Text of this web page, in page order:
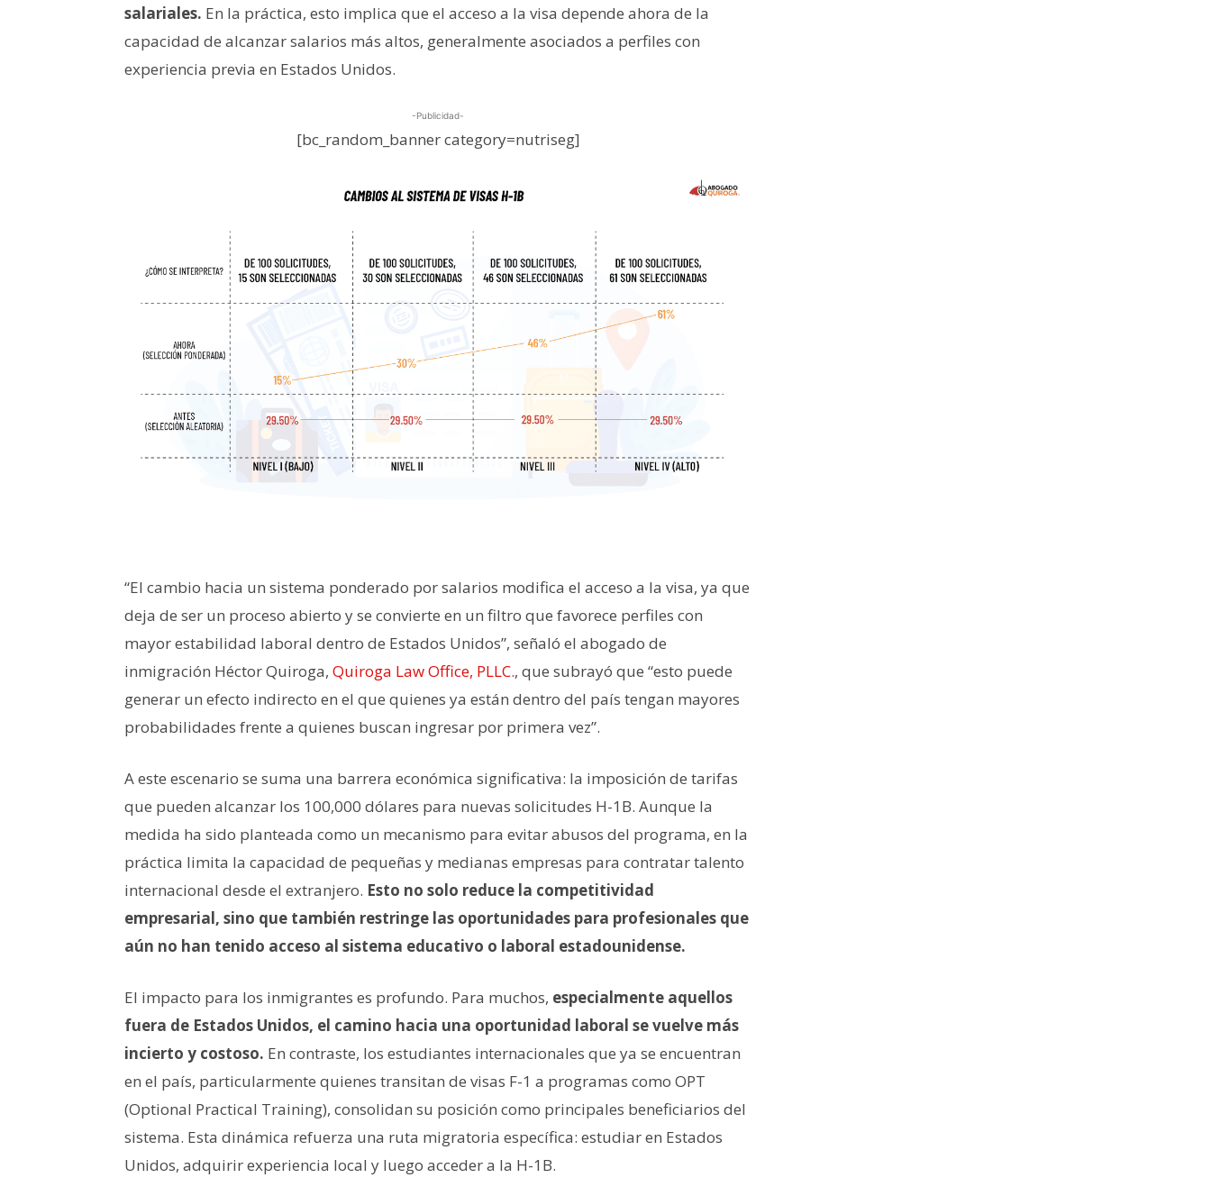
salariales. En la práctica, esto implica que el acceso a la visa depende ahora de la
capacidad de alcanzar salarios más altos, generalmente asociados a perfiles con
experiencia previa en Estados Unidos.
-Publicidad-
[bc_random_banner category=nutriseg]
“El cambio hacia un sistema ponderado por salarios modifica el acceso a la visa, ya que
deja de ser un proceso abierto y se convierte en un filtro que favorece perfiles con
mayor estabilidad laboral dentro de Estados Unidos”, señaló el abogado de
inmigración Héctor Quiroga, Quiroga Law Office, PLLC., que subrayó que “esto puede
generar un efecto indirecto en el que quienes ya están dentro del país tengan mayores
probabilidades frente a quienes buscan ingresar por primera vez”.
A este escenario se suma una barrera económica significativa: la imposición de tarifas
que pueden alcanzar los 100,000 dólares para nuevas solicitudes H-1B. Aunque la
medida ha sido planteada como un mecanismo para evitar abusos del programa, en la
práctica limita la capacidad de pequeñas y medianas empresas para contratar talento
internacional desde el extranjero. Esto no solo reduce la competitividad
empresarial, sino que también restringe las oportunidades para profesionales que
aún no han tenido acceso al sistema educativo o laboral estadounidense.
El impacto para los inmigrantes es profundo. Para muchos, especialmente aquellos
fuera de Estados Unidos, el camino hacia una oportunidad laboral se vuelve más
incierto y costoso. En contraste, los estudiantes internacionales que ya se encuentran
en el país, particularmente quienes transitan de visas F-1 a programas como OPT
(Optional Practical Training), consolidan su posición como principales beneficiarios del
sistema. Esta dinámica refuerza una ruta migratoria específica: estudiar en Estados
Unidos, adquirir experiencia local y luego acceder a la H-1B.